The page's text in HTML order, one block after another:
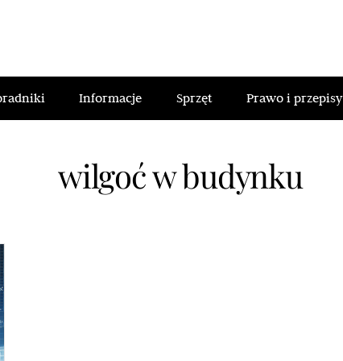
Informacje Sprzęt Prawo i przepisy
wilgoć w budynku